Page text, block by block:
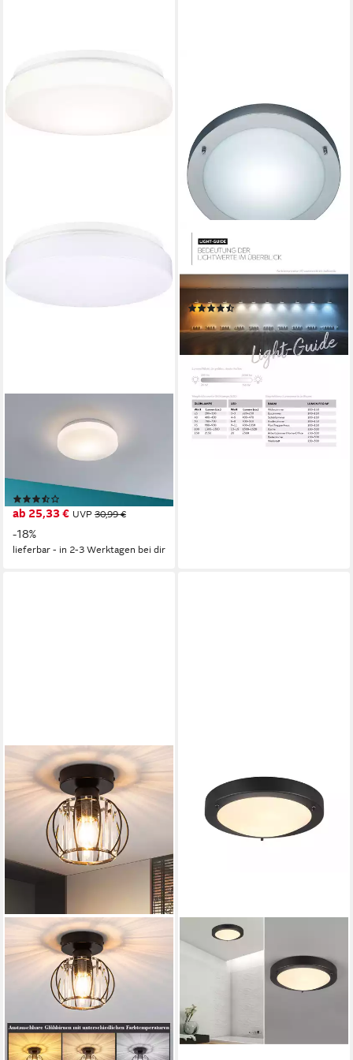
Deckenleuchte HomeSpa
Badezimmerleuchte Axin IP44
230V Weiß, ohne
Leuchtmittel, E27,
Badezimmerleuchte
ab 25,33 € UVP 30,99 €
-18%
lieferbar - in 2-3 Werktagen bei dir
TRIO LEUCHTEN
Deckenleuchte, ohne
Leuchtmittel, Feuchtraum
geeignet
(102)
32,48 € UVP63,99 €
lieferbar - in 3-4 Werktagen bei dir